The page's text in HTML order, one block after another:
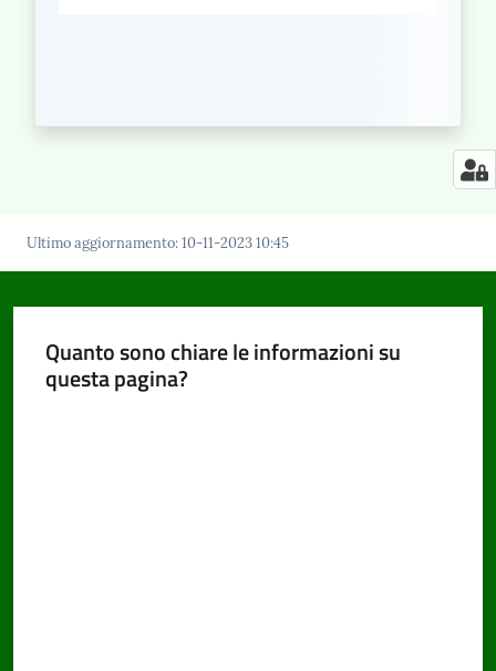
Ultimo aggiornamento:10-11-2023 10:45
Quanto sono chiare le informazioni su
questa pagina?